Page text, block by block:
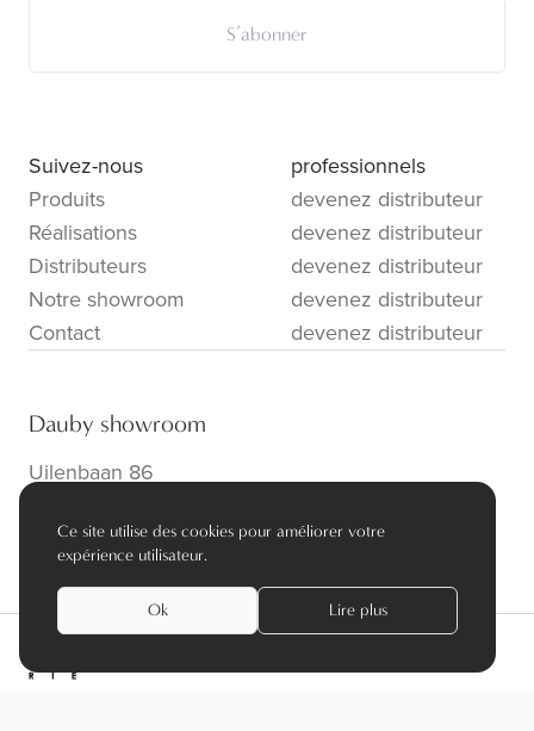
S’abonner
Suivez-nous
Produits
Réalisations
Distributeurs
Notre showroom
Contact
professionnels
devenez distributeur
devenez distributeur
devenez distributeur
devenez distributeur
devenez distributeur
Dauby showroom
Uilenbaan 86
info@dauby.be|+32 3 354 16 86
Ce site utilise des cookies pour améliorer votre
expérience utilisateur.
Ok Lire plus